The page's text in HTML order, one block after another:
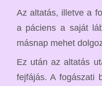
Az altatás, illetve a
a páciens a saját
másnap mehet
Ez után az altatás
fejfájás. A fogászati